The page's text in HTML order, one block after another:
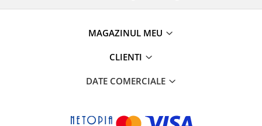
MAGAZINUL MEU
CLIENTI
DATE COMERCIALE